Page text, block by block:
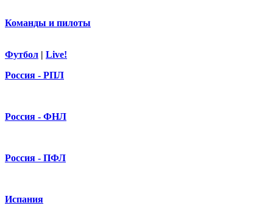
Команды и пилоты
Футбол | Live!
Россия - РПЛ
Россия - ФНЛ
Россия - ПФЛ
Испания